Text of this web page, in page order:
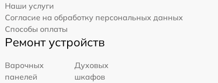
Наши услуги
Согласие на обработку персональных данных
Способы оплаты
Ремонт устройств
Варочных
панелей
Духовых
шкафов